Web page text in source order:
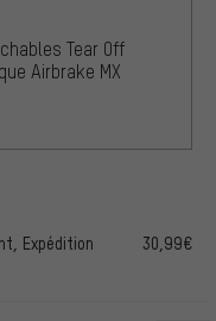
Tear Off
Airbrake MX
Expédition
30,99€